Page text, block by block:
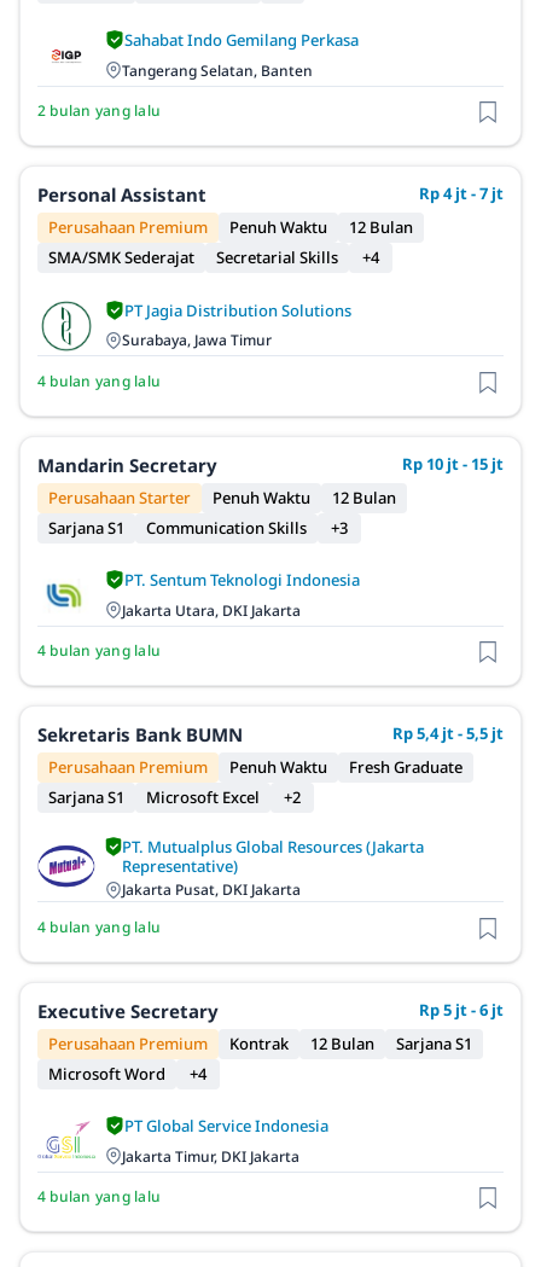
Sahabat Indo Gemilang Perkasa
Tangerang Selatan, Banten
2 bulan yang lalu
Personal Assistant
Rp 4 jt - 7 jt
Perusahaan Premium
Penuh Waktu
12 Bulan
SMA/SMK Sederajat
Secretarial Skills +4
PT Jagia Distribution Solutions
Surabaya, Jawa Timur
4 bulan yang lalu
Mandarin Secretary
Rp 10 jt - 15 jt
Perusahaan Starter
Penuh Waktu
12 Bulan
Sarjana S1
Communication Skills +3
PT. Sentum Teknologi Indonesia
Jakarta Utara, DKI Jakarta
4 bulan yang lalu
Sekretaris Bank BUMN
Rp 5,4 jt - 5,5 jt
Perusahaan Premium
Penuh Waktu
Fresh Graduate
Sarjana S1
Microsoft Excel +2
PT. Mutualplus Global Resources (Jakarta
Representative)
Jakarta Pusat, DKI Jakarta
4 bulan yang lalu
Executive Secretary
Rp 5 jt - 6 jt
Perusahaan Premium
Kontrak 12 Bulan
Sarjana S1
Microsoft Word
+4
PT Global Service Indonesia
Jakarta Timur, DKI Jakarta
4 bulan yang lalu